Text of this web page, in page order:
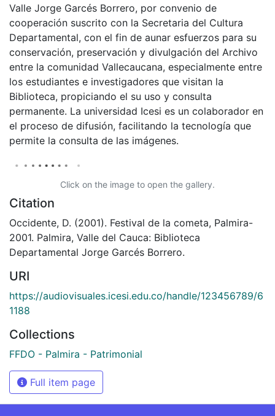
Valle Jorge Garcés Borrero, por convenio de
cooperación suscrito con la Secretaria del Cultura
Departamental, con el fin de aunar esfuerzos para su
conservación, preservación y divulgación del Archivo
entre la comunidad Vallecaucana, especialmente entre
los estudiantes e investigadores que visitan la
Biblioteca, propiciando el su uso y consulta
permanente. La universidad Icesi es un colaborador en
el proceso de difusión, facilitando la tecnología que
permite la consulta de las imágenes.
Click on the image to open the gallery.
Citation
Occidente, D. (2001). Festival de la cometa, Palmira-
2001. Palmira, Valle del Cauca: Biblioteca
Departamental Jorge Garcés Borrero.
URI
https://audiovisuales.icesi.edu.co/handle/123456789/6
1188
Collections
FFDO - Palmira - Patrimonial
Full item page